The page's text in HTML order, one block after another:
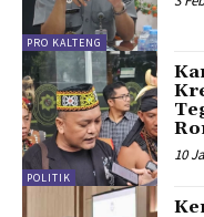
PRO KALTENG
POLITIK
10